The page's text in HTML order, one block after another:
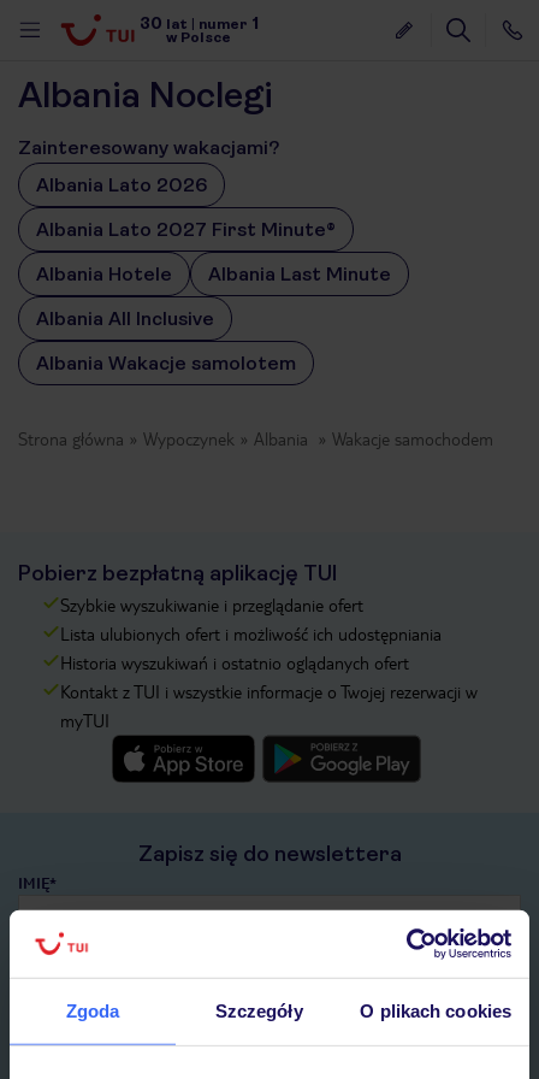
Zgoda Szczegóły O plikach cookies
30 lat numer 1
w Polsce
Albania Noclegi
Zainteresowany wakacjami?
Albania Lato 2026
Albania Lato 2027 First Minute®
Albania Hotele
Albania Last Minute
Albania All Inclusive
Albania Wakacje samolotem
Strona główna Wypoczynek Albania Wakacje samochodem
Pobierz bezpłatną aplikację TUI
Szybkie wyszukiwanie i przeglądanie ofert
Lista ulubionych ofert i możliwość ich udostępniania
Historia wyszukiwań i ostatnio oglądanych ofert
Kontakt z TUI i wszystkie informacje o Twojej rezerwacji w
myTUI
Zapisz się do newslettera
IMIĘ*
Wyrażam zgodę na przetwarzanie danych osobowych przez TUI